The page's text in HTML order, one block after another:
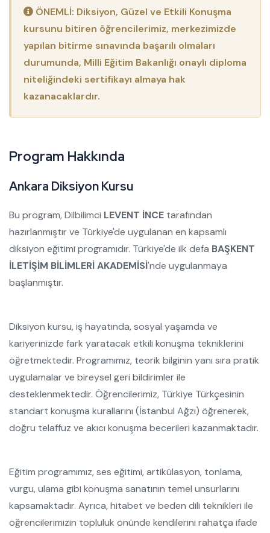
ÖNEMLİ: Diksiyon, Güzel ve Etkili Konuşma
kursunu bitiren öğrencilerimiz, merkezimizde
yapılan bitirme sınavında başarılı olmaları
durumunda, Milli Eğitim Bakanlığı onaylı diploma
niteliğindeki sertifikayı almaya hak
kazanacaklardır.
Program Hakkında
Ankara Diksiyon Kursu
Bu program, Dilbilimci LEVENT İNCE tarafından
hazırlanmıştır ve Türkiye'de uygulanan en kapsamlı
diksiyon eğitimi programıdır. Türkiye'de ilk defa BAŞKENT
İLETİŞİM BİLİMLERİ AKADEMİSİ'nde uygulanmaya
başlanmıştır.
Diksiyon kursu, iş hayatında, sosyal yaşamda ve
kariyerinizde fark yaratacak etkili konuşma tekniklerini
öğretmektedir. Programımız, teorik bilginin yanı sıra pratik
uygulamalar ve bireysel geri bildirimler ile
desteklenmektedir. Öğrencilerimiz, Türkiye Türkçesinin
standart konuşma kurallarını (İstanbul Ağzı) öğrenerek,
doğru telaffuz ve akıcı konuşma becerileri kazanmaktadır.
Eğitim programımız, ses eğitimi, artikülasyon, tonlama,
vurgu, ulama gibi konuşma sanatının temel unsurlarını
kapsamaktadır. Ayrıca, hitabet ve beden dili teknikleri ile
öğrencilerimizin topluluk önünde kendilerini rahatça ifade